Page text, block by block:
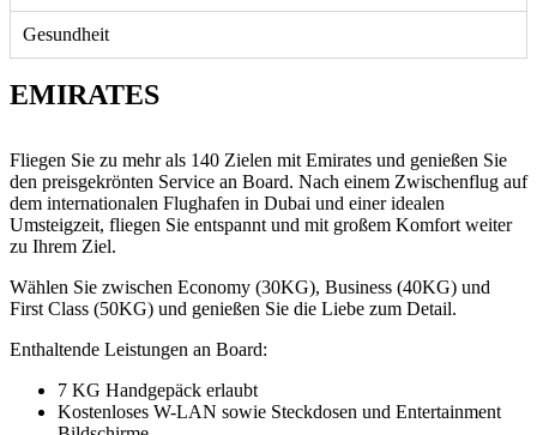
Gesundheit
EMIRATES
Fliegen Sie zu mehr als 140 Zielen mit Emirates und genießen Sie
den preisgekrönten Service an Board. Nach einem Zwischenflug auf
dem internationalen Flughafen in Dubai und einer idealen
Umsteigzeit, fliegen Sie entspannt und mit großem Komfort weiter
zu Ihrem Ziel.
Wählen Sie zwischen Economy (30KG), Business (40KG) und
First Class (50KG) und genießen Sie die Liebe zum Detail.
Enthaltende Leistungen an Board:
7 KG Handgepäck erlaubt
Kostenloses W-LAN sowie Steckdosen und Entertainment